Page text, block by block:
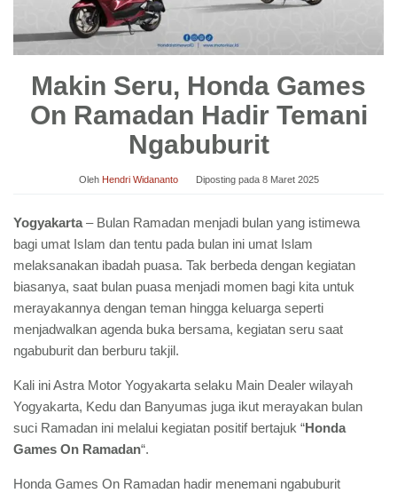
Makin Seru, Honda Games
On Ramadan Hadir Temani
Ngabuburit
Oleh Hendri Widananto Diposting pada 8 Maret 2025
Yogyakarta– Bulan Ramadan menjadi bulan yang istimewa
bagi umat Islam dan tentu pada bulan ini umat Islam
melaksanakan ibadah puasa. Tak berbeda dengan kegiatan
biasanya, saat bulan puasa menjadi momen bagi kita untuk
merayakannya dengan teman hingga keluarga seperti
menjadwalkan agenda buka bersama, kegiatan seru saat
ngabuburit dan berburu takjil.
Kali ini Astra Motor Yogyakarta selaku Main Dealer wilayah
Yogyakarta, Kedu dan Banyumas juga ikut merayakan bulan
suci Ramadan ini melalui kegiatan positif bertajuk “Honda
Games On Ramadan“.
Honda Games On Ramadan hadir menemani ngabuburit